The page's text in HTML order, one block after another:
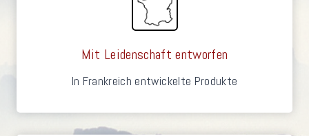
Mit Leidenschaft entworfen
In Frankreich entwickelte Produkte